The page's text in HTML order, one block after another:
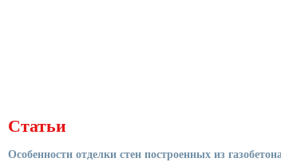
Статьи
Особенности отделки стен построенных из